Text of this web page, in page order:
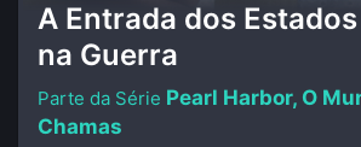
A Entrada dos
na Guerra
Pearl Harbor, O
Chamas